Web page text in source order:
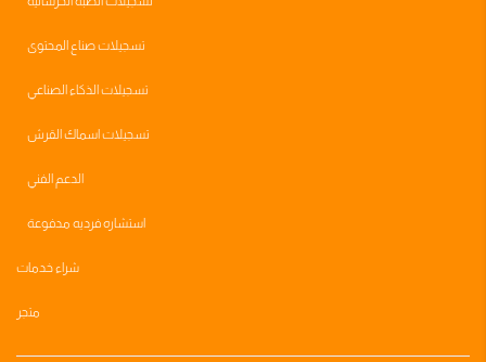
تسجيلات صناع المحتوى
تسجيلات الذكاء الصناعي
تسجيلات اسماك القرش
الدعم الفني
استشاره فرديه مدفوعة
شراء خدمات
متجر